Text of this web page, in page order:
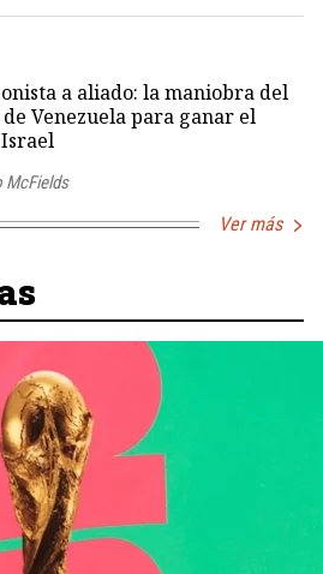
a aliado: la maniobra del
Venezuela para ganar el
McFields
Ver más